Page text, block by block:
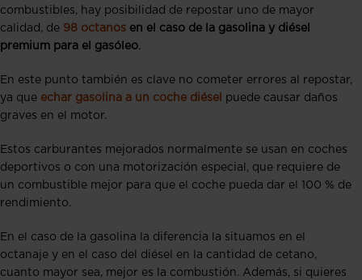
combustibles, hay posibilidad de repostar uno de mayor
calidad, de 98 octanos en el caso de la gasolina y diésel
premium para el gasóleo.
En este punto también es clave no cometer errores al repostar,
ya que echar gasolina a un coche diésel
puede causar daños
graves en el motor.
Estos carburantes mejorados normalmente se usan en coches
deportivos o con una motorización especial, que requiere de
un combustible mejor para que el coche pueda dar el 100 % de
rendimiento.
En el caso de la gasolina la diferencia la situamos en el
octanaje y en el caso del diésel en la cantidad de cetano,
cuanto mayor sea, mejor es la combustión. Además, si quieres